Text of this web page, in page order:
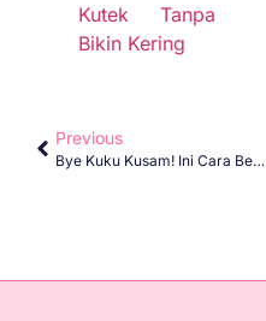
Kutek Tanpa
Bikin Kering
Previous
Bye Kuku Kusam! Ini Cara Bersihkan Kutek Tanpa Bikin Kering